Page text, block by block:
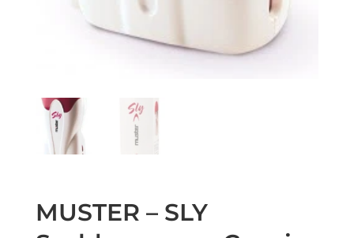
MUSTER – SLY